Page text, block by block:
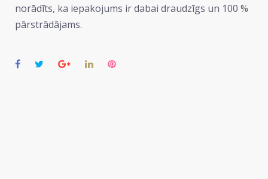
norādīts, ka iepakojums ir dabai draudzīgs un 100 %
pārstrādājams.
Facebook
TwitterGoogle+LinkedInPinterest